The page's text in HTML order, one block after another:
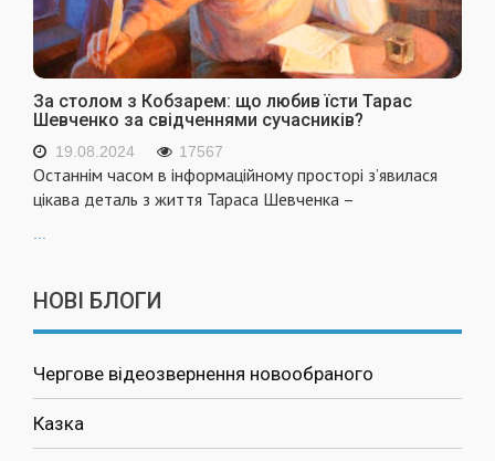
За столом з Кобзарем: що любив їсти Тарас
Шевченко за свідченнями сучасників?
19.08.2024 17567
Останнім часом в інформаційному просторі з’явилася
цікава деталь з життя Тараса Шевченка –
НОВІ БЛОГИ
Чергове відеозвернення новообраного
Казка